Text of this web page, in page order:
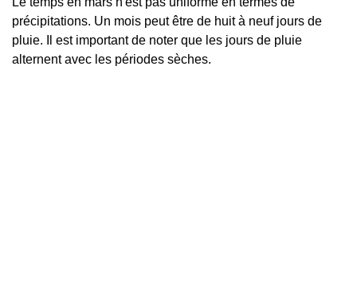
précipitations. Un mois peut être de huit à neuf jours de
pluie. Il est important de noter que les jours de pluie
alternent avec les périodes sèches.